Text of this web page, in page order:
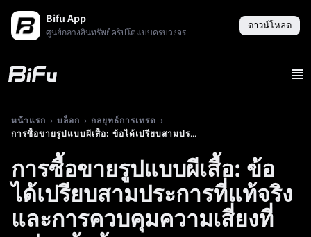
Bifu App
ศูนย์กลางสินทรัพย์คริปโตแบบครบวงจร
ดาวน์โหลด
หน้าแรก › บล็อก › กลยุทธ์การเทรด ›
การซื้อขายรูปแบบผีเสื้อ: ข้อได้เปรียบสามประการที่แท้จริงและการควบคุมความเสี่ยงที่แต่ละข้อต้องการ
การซื้อขายรูปแบบผีเสื้อ: ข้อ
ได้เปรียบสามประการที่แท้จริง
และการควบคุมความเสี่ยงที่